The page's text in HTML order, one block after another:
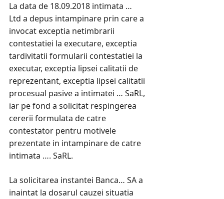
La data de 18.09.2018 intimata …
Ltd a depus intampinare prin care a
invocat exceptia netimbrarii
contestatiei la executare, exceptia
tardivitatii formularii contestatiei la
executar, exceptia lipsei calitatii de
reprezentant, exceptia lipsei calitatii
procesual pasive a intimatei … SaRL,
iar pe fond a solicitat respingerea
cererii formulata de catre
contestator pentru motivele
prezentate in intampinare de catre
intimata …. SaRL.
La solicitarea instantei Banca… SA a
inaintat la dosarul cauzei situatia